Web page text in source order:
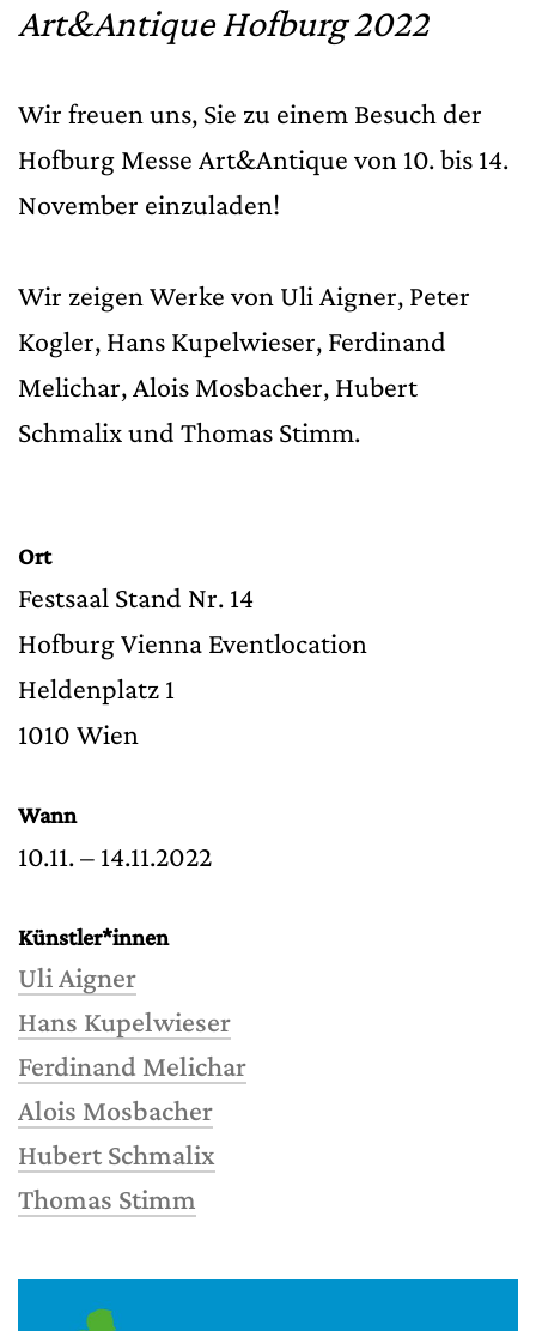
Art&Antique Hofburg 2022
Wir freuen uns, Sie zu einem Besuch der
Hofburg Messe Art&Antique von 10. bis 14.
November einzuladen!
Wir zeigen Werke von Uli Aigner, Peter
Kogler, Hans Kupelwieser, Ferdinand
Melichar, Alois Mosbacher, Hubert
Schmalix und Thomas Stimm.
Ort
Festsaal Stand Nr. 14
Hofburg Vienna Eventlocation
Heldenplatz 1
1010 Wien
Wann
10.11. – 14.11.2022
Künstler*innen
Uli Aigner
Hans Kupelwieser
Ferdinand Melichar
Alois Mosbacher
Hubert Schmalix
Thomas Stimm